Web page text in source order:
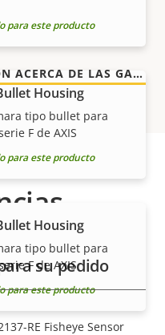
para este producto
Housing
tipo bullet para
F de AXIS
para este producto
Housing
tipo bullet para
F de AXIS
para este producto
es exactamente lo
OBTENGA MÁS INFORMACIÓN ACERCA DE LAS GARANTÍAS DE AXIS
su pedido
RE Fisheye Sensor